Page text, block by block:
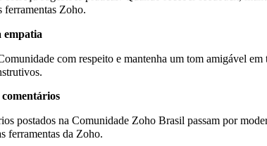
ferramentas Zoho.
empatia
com respeito e mantenha um tom amigável
postados na Comunidade Zoho Brasil passam por
ferramentas da Zoho.